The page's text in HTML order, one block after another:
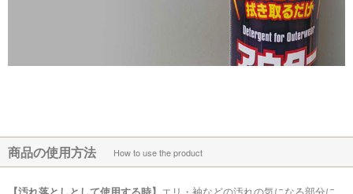
商品の使用方法 How to use the product